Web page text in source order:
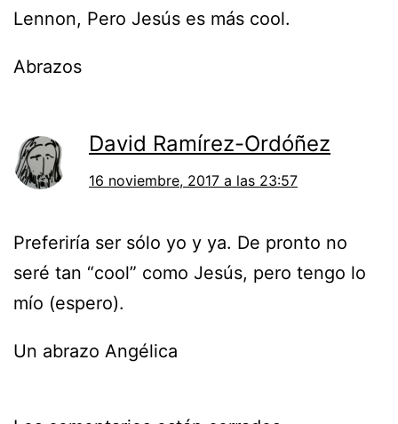
Lennon, Pero Jesús es más cool.
Abrazos
David Ramírez-Ordóñez
16 noviembre, 2017 a las 23:57
Preferiría ser sólo yo y ya. De pronto no
seré tan “cool” como Jesús, pero tengo lo
mío (espero).
Un abrazo Angélica